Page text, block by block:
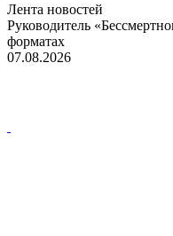
Лента новостей
Руководитель
форматах
07.08.2026